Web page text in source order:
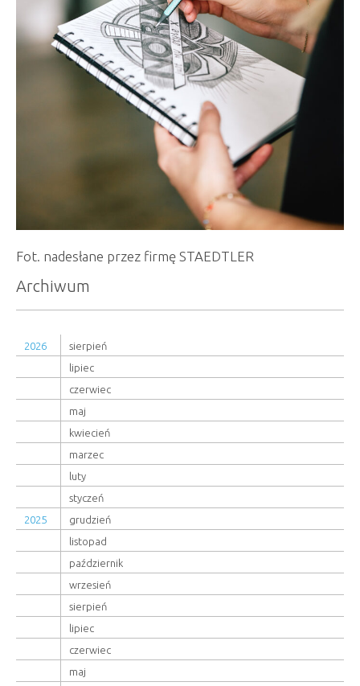
Fot. nadesłane przez firmę STAEDTLER
Archiwum
2026
sierpień
lipiec
czerwiec
maj
kwiecień
marzec
luty
styczeń
2025
grudzień
listopad
październik
wrzesień
sierpień
lipiec
czerwiec
maj